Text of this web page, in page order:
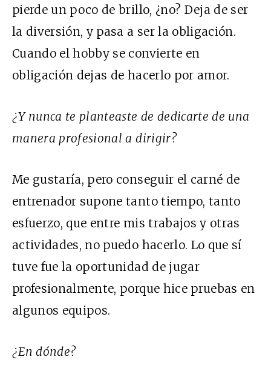
pierde un poco de brillo, ¿no? Deja de ser
la diversión, y pasa a ser la obligación.
Cuando el hobby se convierte en
obligación dejas de hacerlo por amor.
¿Y nunca te planteaste de dedicarte de una
manera profesional a dirigir?
Me gustaría, pero conseguir el carné de
entrenador supone tanto tiempo, tanto
esfuerzo, que entre mis trabajos y otras
actividades, no puedo hacerlo. Lo que sí
tuve fue la oportunidad de jugar
profesionalmente, porque hice pruebas en
algunos equipos.
¿En dónde?